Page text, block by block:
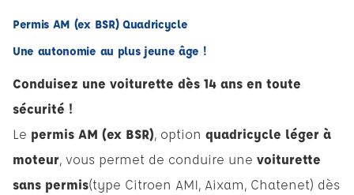
Permis AM (ex BSR) Quadricycle
Une autonomie au plus jeune âge !
Conduisez une voiturette dès 14 ans en toute
sécurité !
Le permis AM (ex BSR), option quadricycle léger à
moteur, vous permet de conduire une voiturette
sans permis(type Citroen AMI, Aixam, Chatenet) dès